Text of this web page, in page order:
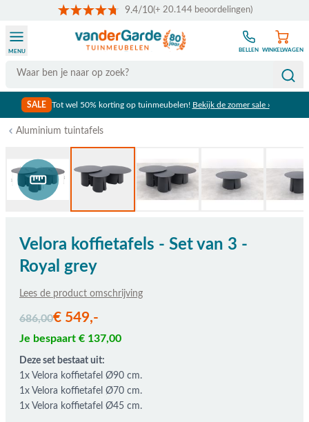
9.4/10(+ 20.144 beoordelingen)
Search
MENU BELLEN WINKELWAGEN
SALE Tot wel 50% korting op tuinmeubelen! Bekijk de zomer sale ›
Aluminium tuintafels
Velora koffietafels - Set van 3 -
Royal grey
Lees de product omschrijving
686,00€ 549,-
Je bespaart € 137,00
Deze set bestaat uit:
1x Velora koffietafel Ø90 cm.
1x Velora koffietafel Ø70 cm.
1x Velora koffietafel Ø45 cm.